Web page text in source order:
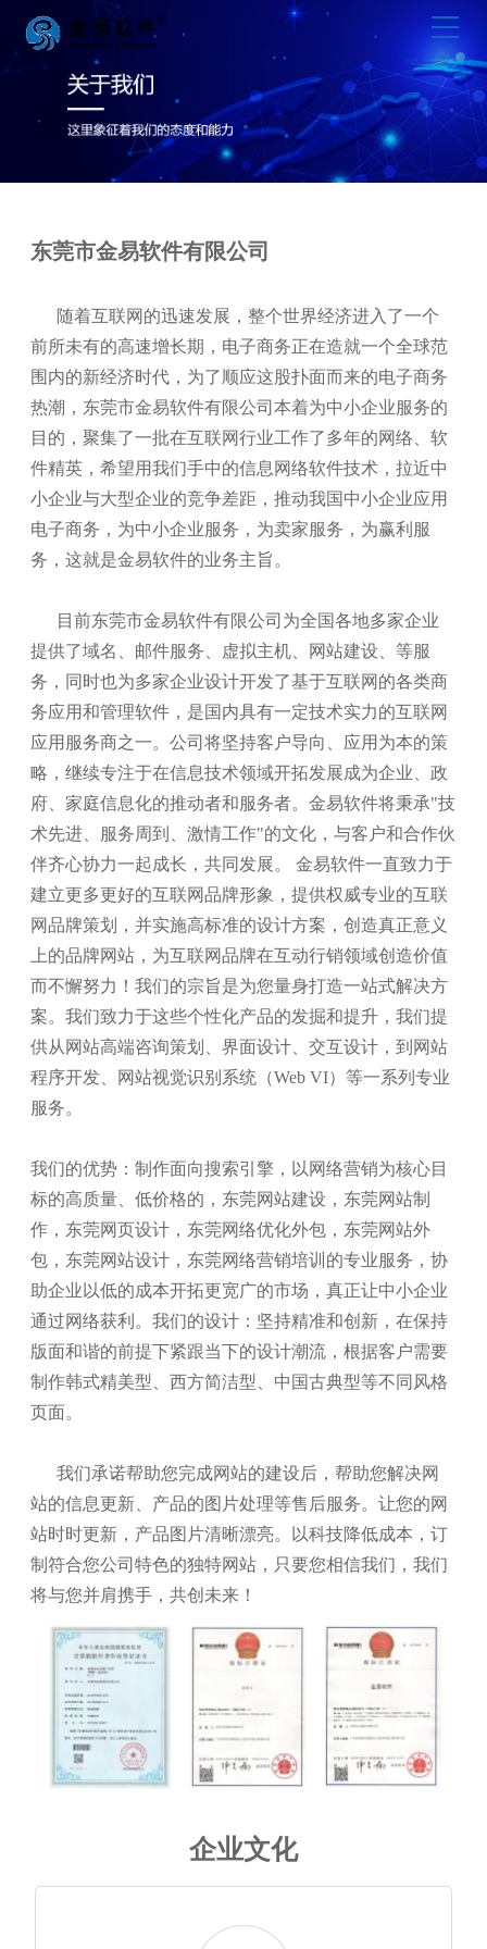
东莞市金易软件有限公司
随着互联网的迅速发展，整个世界经济进入了一个
前所未有的高速增长期，电子商务正在造就一个全球范
围内的新经济时代，为了顺应这股扑面而来的电子商务
热潮，东莞市金易软件有限公司本着为中小企业服务的
目的，聚集了一批在互联网行业工作了多年的网络、软
件精英，希望用我们手中的信息网络软件技术，拉近中
小企业与大型企业的竞争差距，推动我国中小企业应用
电子商务，为中小企业服务，为卖家服务，为赢利服
务，这就是金易软件的业务主旨。
目前东莞市金易软件有限公司为全国各地多家企业
提供了域名、邮件服务、虚拟主机、网站建设、等服
务，同时也为多家企业设计开发了基于互联网的各类商
务应用和管理软件，是国内具有一定技术实力的互联网
应用服务商之一。公司将坚持客户导向、应用为本的策
略，继续专注于在信息技术领域开拓发展成为企业、政
府、家庭信息化的推动者和服务者。金易软件将秉承"技
术先进、服务周到、激情工作"的文化，与客户和合作伙
伴齐心协力一起成长，共同发展。 金易软件一直致力于
建立更多更好的互联网品牌形象，提供权威专业的互联
网品牌策划，并实施高标准的设计方案，创造真正意义
上的品牌网站，为互联网品牌在互动行销领域创造价值
而不懈努力！我们的宗旨是为您量身打造一站式解决方
案。我们致力于这些个性化产品的发掘和提升，我们提
供从网站高端咨询策划、界面设计、交互设计，到网站
程序开发、网站视觉识别系统（Web VI）等一系列专业
服务。
我们的优势：制作面向搜索引擎，以网络营销为核心目
标的高质量、低价格的，东莞网站建设，东莞网站制
作，东莞网页设计，东莞网络优化外包，东莞网站外
包，东莞网站设计，东莞网络营销培训的专业服务，协
助企业以低的成本开拓更宽广的市场，真正让中小企业
通过网络获利。我们的设计：坚持精准和创新，在保持
版面和谐的前提下紧跟当下的设计潮流，根据客户需要
制作韩式精美型、西方简洁型、中国古典型等不同风格
页面。
我们承诺帮助您完成网站的建设后，帮助您解决网
站的信息更新、产品的图片处理等售后服务。让您的网
站时时更新，产品图片清晰漂亮。以科技降低成本，订
制符合您公司特色的独特网站，只要您相信我们，我们
将与您并肩携手，共创未来！
企业文化